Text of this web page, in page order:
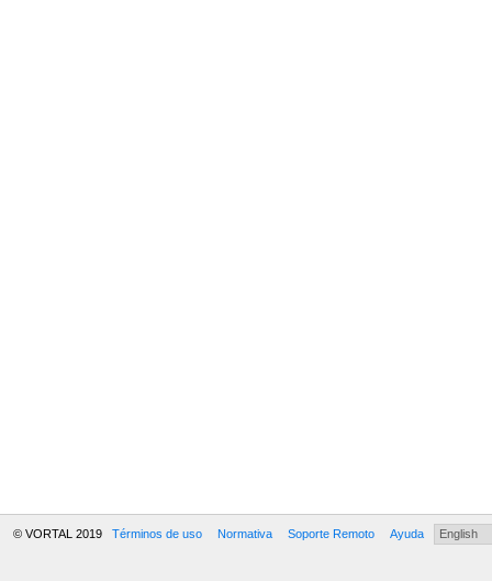
© VORTAL 2019 Términos de uso Normativa Soporte Remoto Ayuda